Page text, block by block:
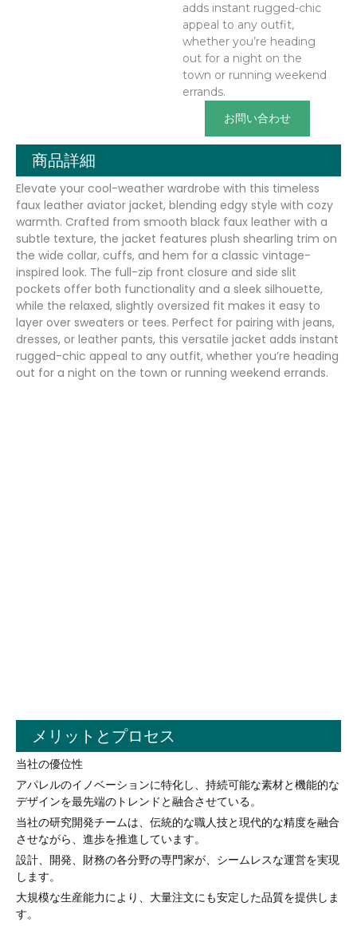
adds instant rugged-chic
appeal to any outfit,
whether you’re heading
out for a night on the
town or running weekend
errands.
お問い合わせ
商品詳細
Elevate your cool-weather wardrobe with this timeless
faux leather aviator jacket, blending edgy style with cozy
warmth. Crafted from smooth black faux leather with a
subtle texture, the jacket features plush shearling trim on
the wide collar, cuffs, and hem for a classic vintage-
inspired look. The full-zip front closure and side slit
pockets offer both functionality and a sleek silhouette,
while the relaxed, slightly oversized fit makes it easy to
layer over sweaters or tees. Perfect for pairing with jeans,
dresses, or leather pants, this versatile jacket adds instant
rugged-chic appeal to any outfit, whether you’re heading
out for a night on the town or running weekend errands.
メリットとプロセス
当社の優位性
アパレルのイノベーションに特化し、持続可能な素材と機能的な
デザインを最先端のトレンドと融合させている。
当社の研究開発チームは、伝統的な職人技と現代的な精度を融合
させながら、進歩を推進しています。
設計、開発、財務の各分野の専門家が、シームレスな運営を実現
します。
大規模な生産能力により、大量注文にも安定した品質を提供しま
す。